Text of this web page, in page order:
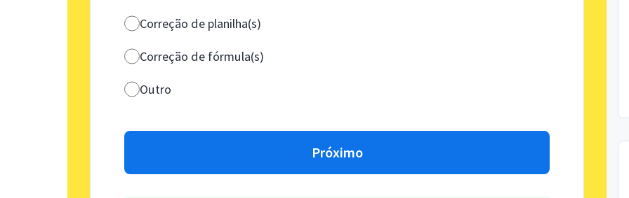
Correção de planilha(s)
Correção de fórmula(s)
Outro
Próximo